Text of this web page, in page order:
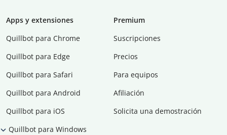
Apps y extensiones
Quillbot para Chrome
Quillbot para Edge
Quillbot para Safari
Quillbot para Android
Quillbot para iOS
Quillbot para Windows
Premium
Suscripciones
Precios
Para equipos
Afiliación
Solicita una demostración